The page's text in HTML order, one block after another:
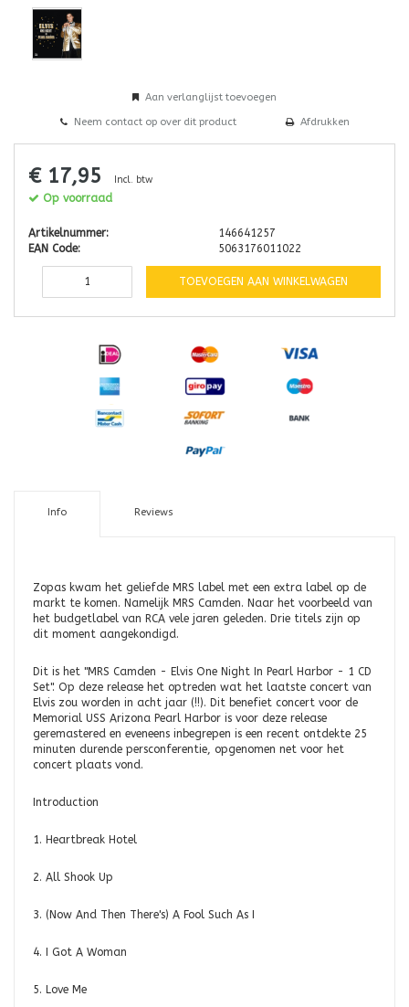
Aan verlanglijst toevoegen
Neem contact op over dit product Afdrukken
€ 17,95 Incl. btw
Op voorraad
Artikelnummer:
146641257
EAN Code:
5063176011022
TOEVOEGEN AAN WINKELWAGEN
Info Reviews
Zopas kwam het geliefde MRS label met een extra label op de
markt te komen. Namelijk MRS Camden. Naar het voorbeeld van
het budgetlabel van RCA vele jaren geleden. Drie titels zijn op
dit moment aangekondigd.
Dit is het "MRS Camden - Elvis One Night In Pearl Harbor - 1 CD
Set". Op deze release het optreden wat het laatste concert van
Elvis zou worden in acht jaar (!!). Dit benefiet concert voor de
Memorial USS Arizona Pearl Harbor is voor deze release
geremastered en eveneens inbegrepen is een recent ontdekte 25
minuten durende persconferentie, opgenomen net voor het
concert plaats vond.
Introduction
1. Heartbreak Hotel
2. All Shook Up
3. (Now And Then There's) A Fool Such As I
4. I Got A Woman
5. Love Me